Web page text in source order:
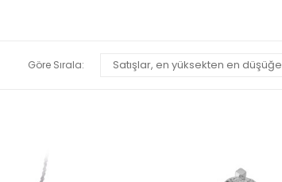
Göre Sırala: Satışlar, en yüksekten en düşüğe